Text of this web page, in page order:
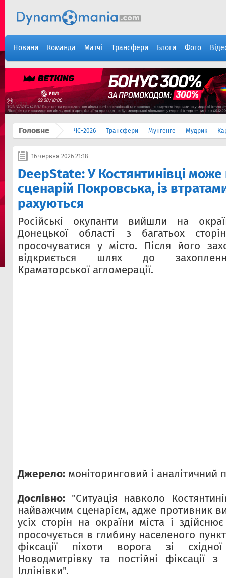
Новини Команда Матчі Трансфери Блоги Фото
Головне ЧС-2026 Трансфери Мунгенге Мудрик
16 червня 2026 21:18
DeepState: У Костянтинівці
сценарій Покровська, із
рахуються
Російські окупанти вийшли на
Донецької області з багатьох
просочуватися у місто. Після його
відкриється шлях до
Краматорської агломерації.
Джерело: моніторинговий і аналітичний
Дослівно: "Ситуація навколо
найважчим сценарієм, адже противник
усіх сторін на окраїни міста і
просочується в глибину населеного
фіксації піхоти ворога зі
Новодмитрівку та постійні фіксації
Іллінівки".